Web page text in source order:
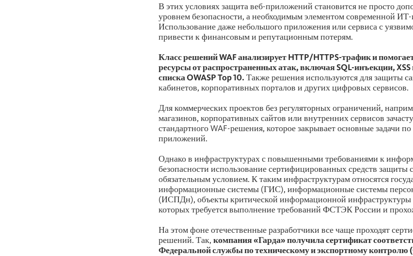
В этих условиях защита веб-приложений становится не просто
уровнем безопасности, а необходимым элементом современной
Использование даже небольшого приложения или сервиса с
привести к финансовым и репутационным потерям.
Класс решений WAF анализирует HTTP/HTTPS-трафик и
ресурсы от распространенных атак, включая SQL-инъекции, XSS
списка OWASP Top 10. Также решения используются для защиты
кабинетов, корпоративных порталов и других цифровых сервисов.
Для коммерческих проектов без регуляторных ограничений,
магазинов, корпоративных сайтов или внутренних сервисов
стандартного WAF-решения, которое закрывает основные задачи
приложений.
Однако в инфраструктурах с повышенными требованиями к
безопасности использование сертифицированных средств защиты
обязательным условием. К таким инфраструктурам относятся
информационные системы (ГИС), информационные системы
(ИСПДн), объекты критической информационной
которых требуется выполнение требований ФСТЭК России и
На этом фоне отечественные разработчики все чаще проходят
решений. Так, компания «Гарда» получила сертификат
Федеральной службы по техническому и экспортному